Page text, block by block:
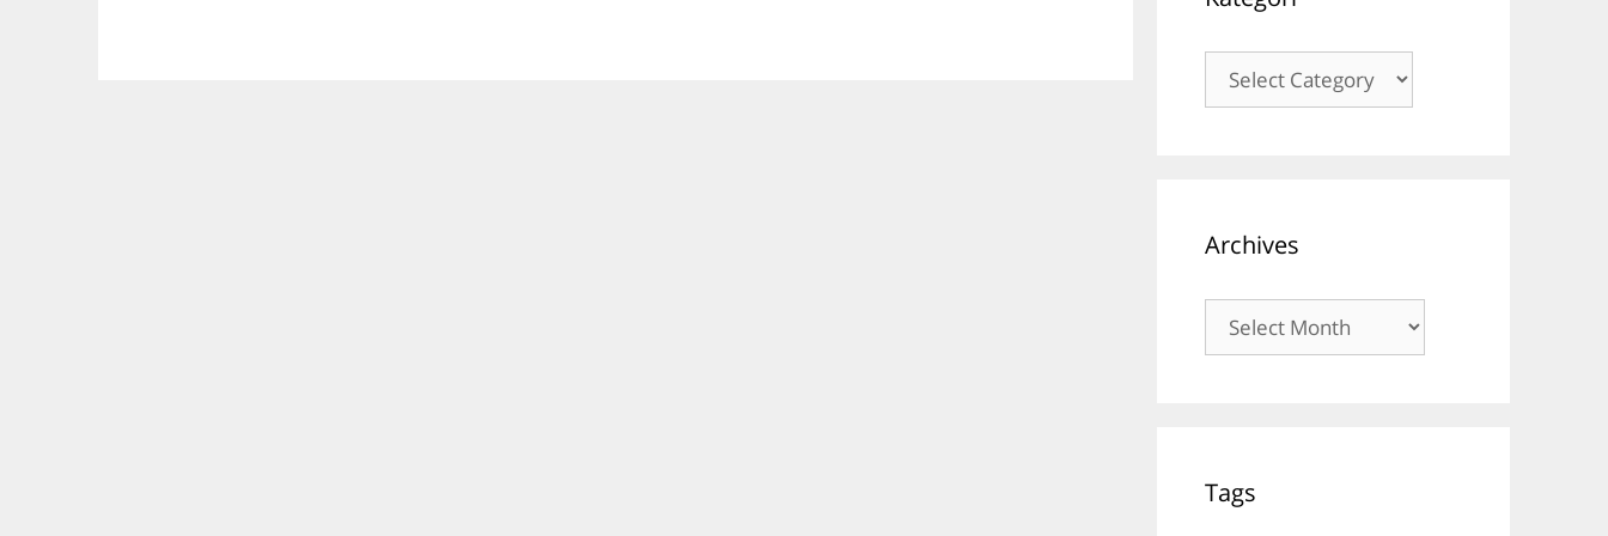
Kategori
Archives
Archives
Tags